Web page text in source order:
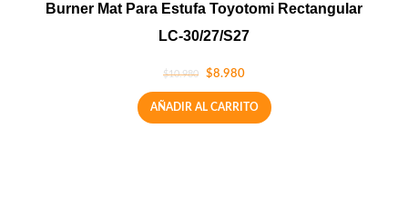
Burner Mat Para Estufa Toyotomi Rectangular
LC-30/27/S27
$10.980 $8.980
AÑADIR AL CARRITO